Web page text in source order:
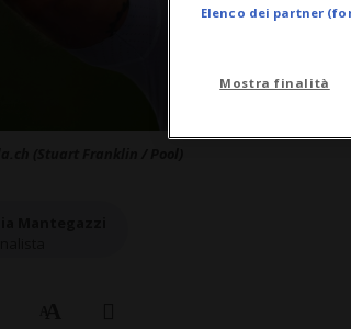
Elenco dei partner
Mostra finalità